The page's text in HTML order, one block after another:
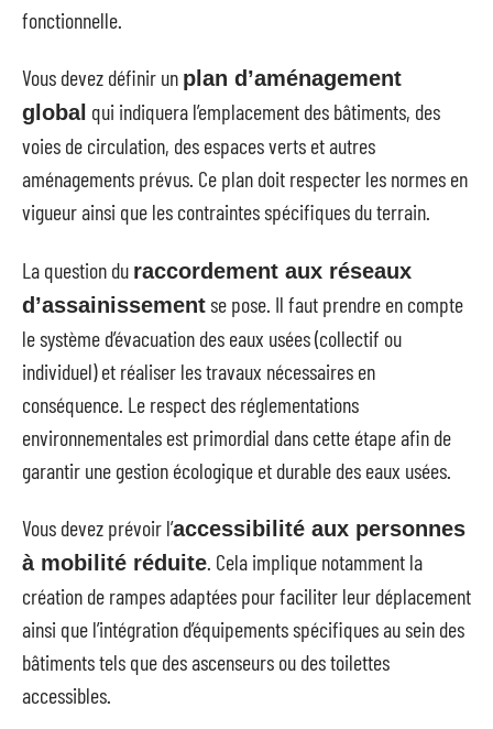
fonctionnelle.
Vous devez définir un plan d’aménagement
global qui indiquera l’emplacement des bâtiments, des
voies de circulation, des espaces verts et autres
aménagements prévus. Ce plan doit respecter les normes en
vigueur ainsi que les contraintes spécifiques du terrain.
La question du raccordement aux réseaux
d’assainissementse pose. Il faut prendre en compte
le système d’évacuation des eaux usées (collectif ou
individuel) et réaliser les travaux nécessaires en
conséquence. Le respect des réglementations
environnementales est primordial dans cette étape afin de
garantir une gestion écologique et durable des eaux usées.
Vous devez prévoir l’accessibilité aux personnes
à mobilité réduite. Cela implique notamment la
création de rampes adaptées pour faciliter leur déplacement
ainsi que l’intégration d’équipements spécifiques au sein des
bâtiments tels que des ascenseurs ou des toilettes
accessibles.